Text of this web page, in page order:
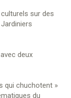
sur des
deux
qui chuchotent »
du